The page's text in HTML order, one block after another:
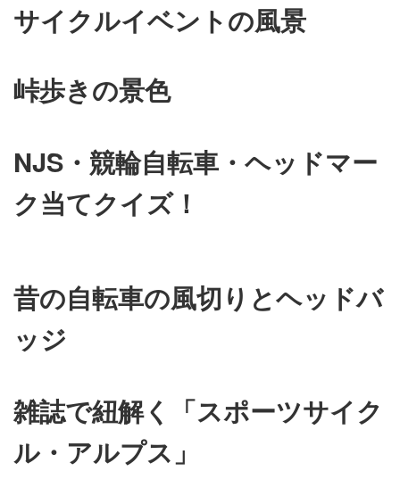
サイクルイベントの風景
峠歩きの景色
NJS・競輪自転車・ヘッドマー
ク当てクイズ！
昔の自転車の風切りとヘッドバ
ッジ
雑誌で紐解く「スポーツサイク
ル・アルプス」